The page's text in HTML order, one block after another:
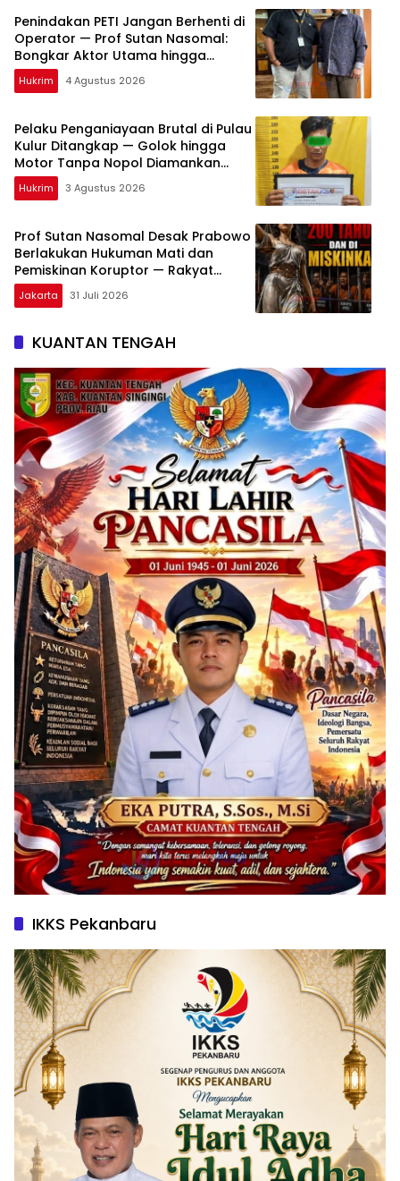
Penindakan PETI Jangan Berhenti di
Operator — Prof Sutan Nasomal:
Bongkar Aktor Utama hingga
Pemodal
Hukrim 4 Agustus 2026
Pelaku Penganiayaan Brutal di Pulau
Kulur Ditangkap — Golok hingga
Motor Tanpa Nopol Diamankan
Polisi
Hukrim 3 Agustus 2026
Prof Sutan Nasomal Desak Prabowo
Berlakukan Hukuman Mati dan
Pemiskinan Koruptor — Rakyat
Tunggu Keputusan
Jakarta 31 Juli 2026
KUANTAN TENGAH
IKKS Pekanbaru